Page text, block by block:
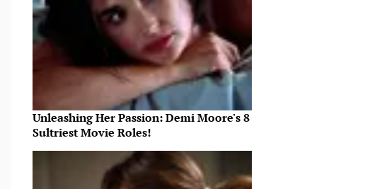
Unleashing Her Passion: Demi Moore's 8
Sultriest Movie Roles!